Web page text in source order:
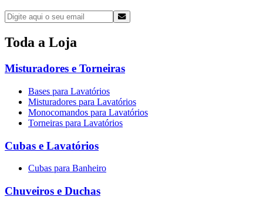
Toda a Loja
Misturadores e Torneiras
Bases para Lavatórios
Misturadores para Lavatórios
Monocomandos para Lavatórios
Torneiras para Lavatórios
Cubas e Lavatórios
Cubas para Banheiro
Chuveiros e Duchas